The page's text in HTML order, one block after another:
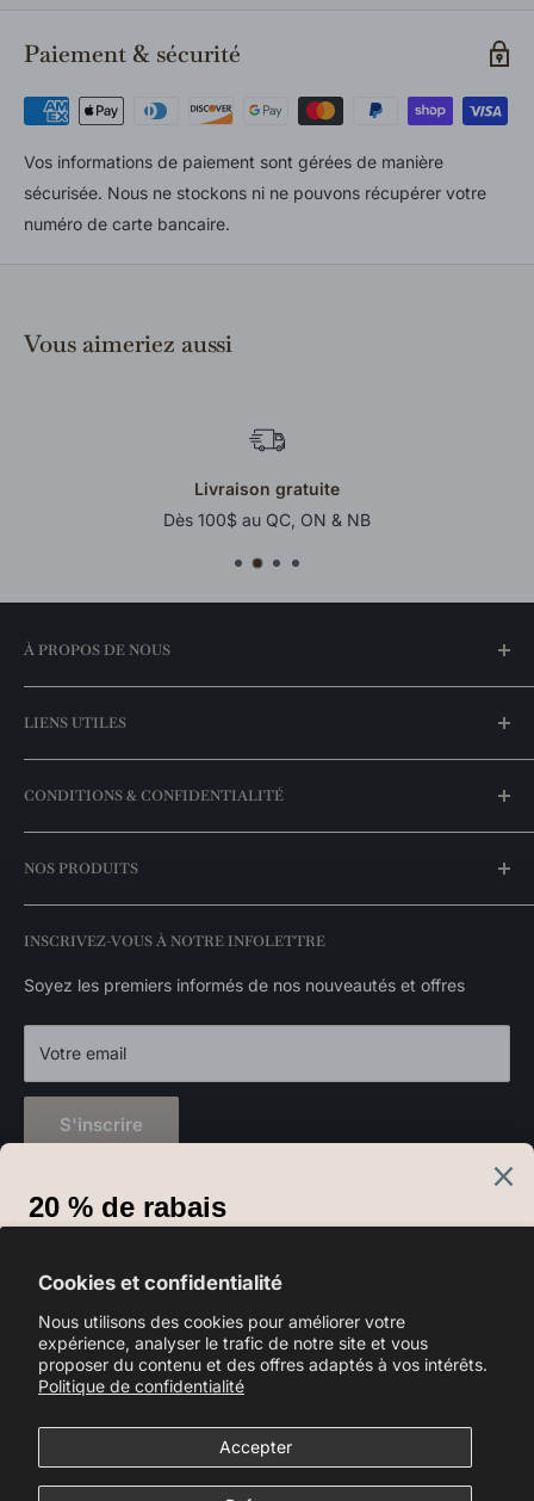
Cookies et confidentialité
Nous utilisons des cookies pour améliorer votre
expérience, analyser le trafic de notre site et vous
proposer du contenu et des offres adaptés à vos intérêts.
Politique de confidentialité
Accepter
leur emballage d’origine. Consultez notre politique complète
Paiement & sécurité
Vos informations de paiement sont gérées de manière
sécurisée. Nous ne stockons ni ne pouvons récupérer votre
numéro de carte bancaire.
Vous aimeriez aussi
Livraison gratuite
Dès 100$ au QC, ON & NB
À PROPOS DE NOUS
Notre histoire
Trouvez une boutique
FAQ
Meilleurs prix garantis
LIENS UTILES
Mon compte
Espace entrepreneurs
Nos promotions
Nos marques
Catalogue exclusivités
CONDITIONS & CONFIDENTIALITÉ
Livraison & expédition
Politique de retour
Politique de disponibilité des stocks
Politique de confidentialité
NOS PRODUITS
Luminaires suspendus
Appliques murales
Luminaires extérieurs
INSCRIVEZ-VOUS À NOTRE INFOLETTRE
Soyez les premiers informés de nos nouveautés et offres
Votre email
S'inscrire
Langue
Nous acceptons